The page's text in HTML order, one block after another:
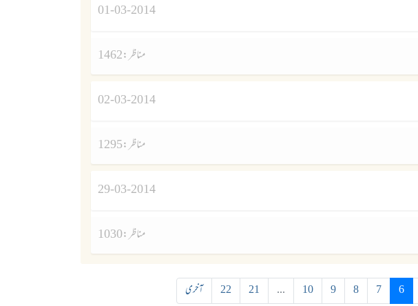
01-03-2014
مناظر :1462
02-03-2014
مناظر :1295
29-03-2014
مناظر :1030
6
7
8
9
10
...
21
22 آخری